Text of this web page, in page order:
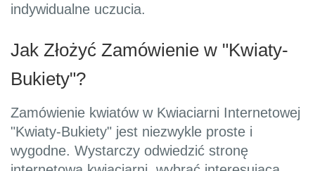
indywidualne uczucia.
Jak Złożyć Zamówienie w "Kwiaty-
Bukiety"?
Zamówienie kwiatów w Kwiaciarni Internetowej
"Kwiaty-Bukiety" jest niezwykle proste i
wygodne. Wystarczy odwiedzić stronę